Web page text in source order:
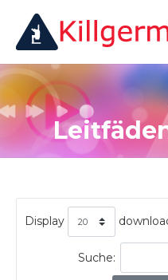
Display
Suche: